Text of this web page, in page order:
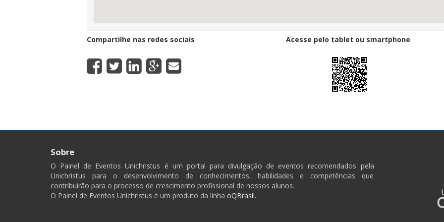
Compartilhe nas redes sociais Acesse pelo tablet ou smartphone
Sobre
O Painel de Eventos Unichristus é um portal para divulgação de eventos recomendados pela
Unichristus para o desenvolvimento de conhecimentos, habilidades e competências que
contribuirão para o processo de crescimento profissional de nossos alunos.
O Painel de Eventos Unichristus é um produto da linha oQBrasil.